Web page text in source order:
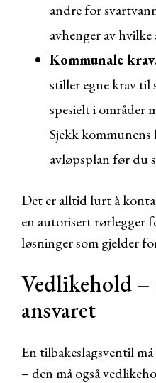
andre for
avhenger av
Kommunale
stiller egne krav til
spesielt i områder
Sjekk
avløpsplan før du
Det er alltid lurt å
en autorisert rørlegger
løsninger som gjelder
Vedlikehold –
ansvaret
En tilbakeslagsventil
– den må også